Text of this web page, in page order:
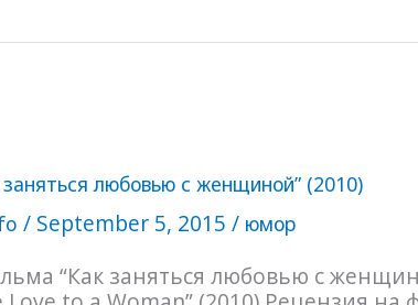
любовью с женщиной” (2010)
/ September 5, 2015/ юмор
“Как заняться любовью с